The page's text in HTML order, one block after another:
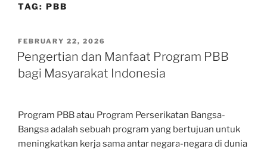
TAG: PBB
POSTED
ON
FEBRUARY 22, 2026
Pengertian dan Manfaat Program PBB
bagi Masyarakat Indonesia
Program PBB atau Program Perserikatan Bangsa-
Bangsa adalah sebuah program yang bertujuan untuk
meningkatkan kerja sama antar negara-negara di dunia